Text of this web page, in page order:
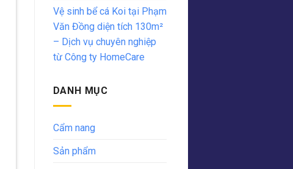
Vệ sinh bể cá Koi tại Phạm
Văn Đồng diện tích 130m²
– Dịch vụ chuyên nghiệp
từ Công ty HomeCare
DANH MỤC
Cẩm nang
Sản phẩm